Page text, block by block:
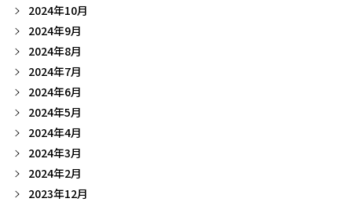
2024年10月
2024年9月
2024年8月
2024年7月
2024年6月
2024年5月
2024年4月
2024年3月
2024年2月
2023年12月